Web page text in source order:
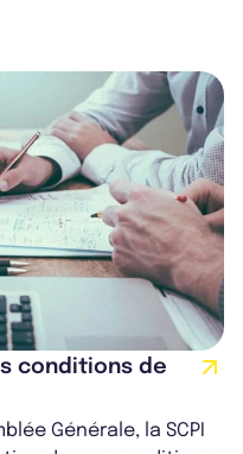
conditions de
Générale, la SCPI